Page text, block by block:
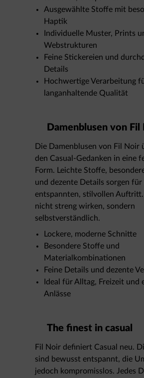
Ausgewählte Stoffe mit
Haptik
Individuelle Muster, Prints
Webstrukturen
Feine Stickereien und
Details
Hochwertige Verarbeitung
langanhaltende Qualität
Damenblusen von
Die Damenblusen von Fil Noir
den Casual-Gedanken in eine
Form. Leichte Stoffe,
und dezente Details sorgen für
entspannten, stilvollen Auftritt.
nicht streng wirken, sondern
selbstverständlich.
Lockere, moderne Schnitte
Besondere Stoffe und
Materialkombinationen
Feine Details und dezente
Ideal für Alltag, Freizeit und
Anlässe
The finest in casual
Fil Noir definiert Casual neu.
sind bewusst entspannt, die
jedoch kompromisslos. Jedes